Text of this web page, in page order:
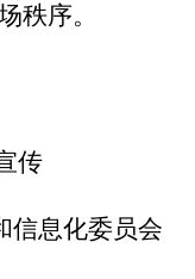
秩序。
理局
信息化委员会